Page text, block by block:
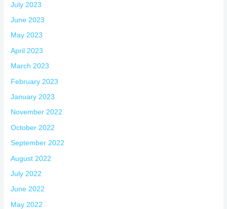
July 2023
June 2023
May 2023
April 2023
March 2023
February 2023
January 2023
November 2022
October 2022
September 2022
August 2022
July 2022
June 2022
May 2022